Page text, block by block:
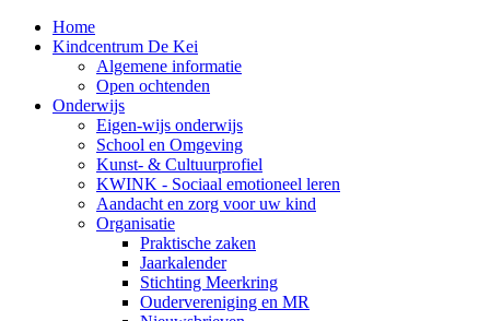
Home
Kindcentrum De Kei
Algemene informatie
Open ochtenden
Onderwijs
Eigen-wijs onderwijs
School en Omgeving
Kunst- & Cultuurprofiel
KWINK - Sociaal emotioneel leren
Aandacht en zorg voor uw kind
Organisatie
Praktische zaken
Jaarkalender
Stichting Meerkring
Oudervereniging en MR